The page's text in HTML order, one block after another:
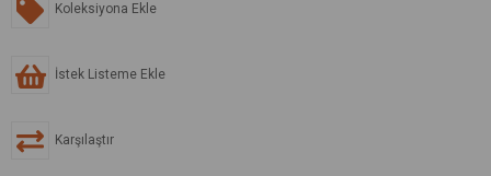
Koleksiyona Ekle
İstek Listeme Ekle
Karşılaştır